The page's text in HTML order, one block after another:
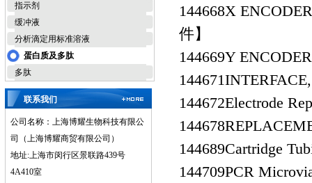
指示剂
缓冲液
分析滴定用标准溶液
蛋白质及多肽
多肽
联系我们
公司名称：上海博耀生物科技有限公
司（上海博耀商贸有限公司）
地址:上海市闵行区景联路439号
4A410室
144668X
件】
144669Y
144671
144672Electrode
144678
144689Cartridge
144709PCR